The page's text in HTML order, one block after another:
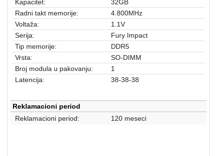
Software
Sve
kategorije
Kapacitet:
32GB
Radni takt memorije:
4.800MHz
Voltaža:
1.1V
Serija:
Fury Impact
Tip memorije:
DDR5
Vrsta:
SO-DIMM
Broj modula u pakovanju:
1
Latencija:
38-38-38
Reklamacioni period
Reklamacioni period:
120 meseci